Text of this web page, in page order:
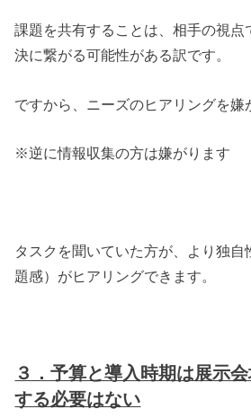
課題を共有することは、相手の視点
決に繋がる可能性がある訳です。
ですから、ニーズのヒアリングを嫌
※逆に情報収集の方は嫌がります
タスクを聞いていた方が、より独自
題感）がヒアリングできます。
３．予算と導入時期は展示
する必要はない